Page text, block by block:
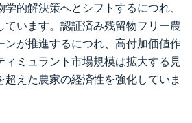
的解決策へとシフトするにつれ、
ています。認証済み残留物フリー農
ンが推進するにつれ、高付加価値作
ィミュラント市場規模は拡大する見
えた農家の経済性を強化していま